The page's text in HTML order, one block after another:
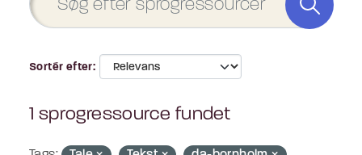
Sortér efter
1 sprogressource fundet